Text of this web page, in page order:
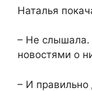
​Наталья
​– Не слышала.
новостями о
​– И